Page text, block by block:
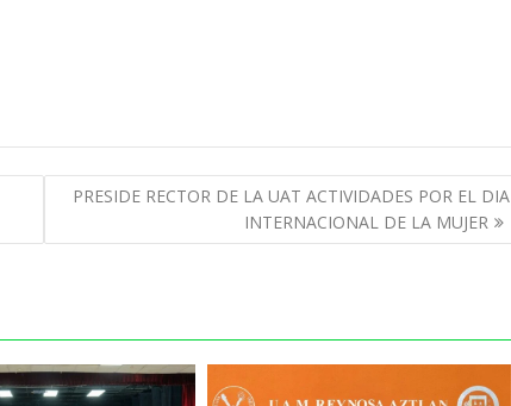
PRESIDE RECTOR DE LA UAT ACTIVIDADES POR EL DIA
INTERNACIONAL DE LA MUJER